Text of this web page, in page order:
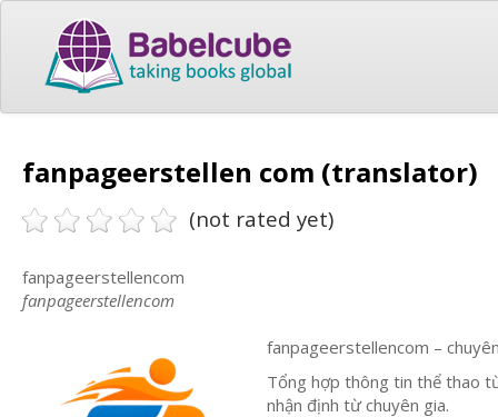
fanpageerstellen com (translator)
(not rated yet)
fanpageerstellencom
fanpageerstellencom
fanpageerstellencom –
Tổng hợp thông tin thể thao
nhận định từ chuyên gia.